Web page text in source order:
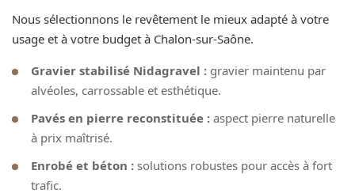
Nous sélectionnons le revêtement le mieux adapté à votre
usage et à votre budget à Chalon-sur-Saône.
Gravier stabilisé Nidagravel : gravier maintenu par
alvéoles, carrossable et esthétique.
Pavés en pierre reconstituée : aspect pierre naturelle
à prix maîtrisé.
Enrobé et béton : solutions robustes pour accès à fort
trafic.